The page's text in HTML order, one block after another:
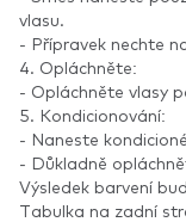
vlasu.
- Přípravek nechte
4. Opláchněte:
- Opláchněte vlasy
5. Kondicionování:
- Naneste
- Důkladně
Výsledek barvení
Tabulka na zadní